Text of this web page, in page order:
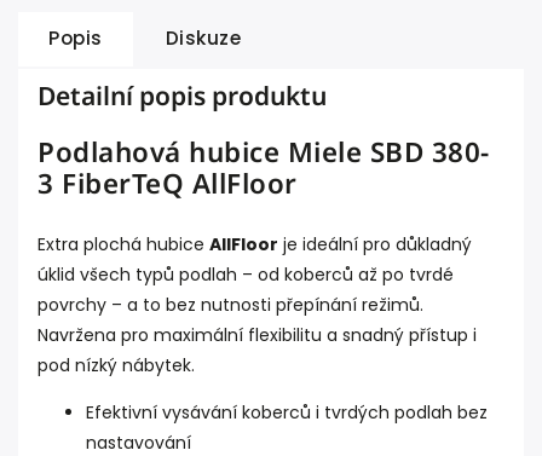
Popis Diskuze
Detailní popis produktu
Podlahová hubice Miele SBD 380-
3 FiberTeQ AllFloor
Extra plochá hubice AllFloor je ideální pro důkladný
úklid všech typů podlah – od koberců až po tvrdé
povrchy – a to bez nutnosti přepínání režimů.
Navržena pro maximální flexibilitu a snadný přístup i
pod nízký nábytek.
Efektivní vysávání koberců i tvrdých podlah bez
nastavování